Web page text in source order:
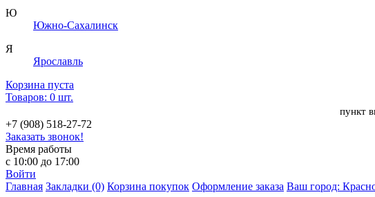
Ю
Южно-Сахалинск
Я
Ярославль
Корзина пуста
Товаров: 0 шт.
пункт
+7 (908) 518-27-72
Заказать звонок!
Время работы
с 10:00 до 17:00
Войти
Главная Закладки (0) Корзина покупок Оформление заказа Ваш город: